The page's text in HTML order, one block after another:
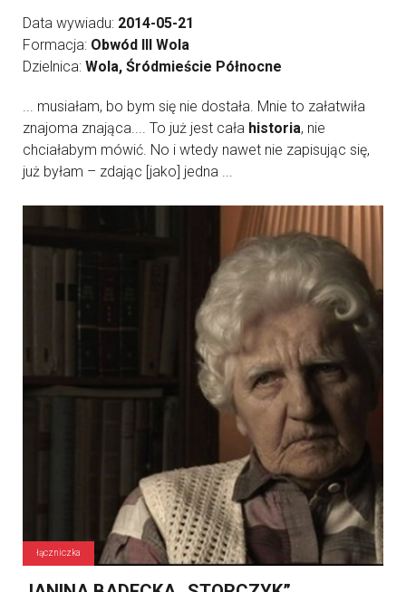
Data wywiadu: 2014-05-21
Formacja: Obwód III Wola
Dzielnica: Wola, Śródmieście Północne
... musiałam, bo bym się nie dostała. Mnie to załatwiła
znajoma znająca.... To już jest cała historia, nie
chciałabym mówić. No i wtedy nawet nie zapisując się,
już byłam – zdając [jako] jedna ...
łączniczka